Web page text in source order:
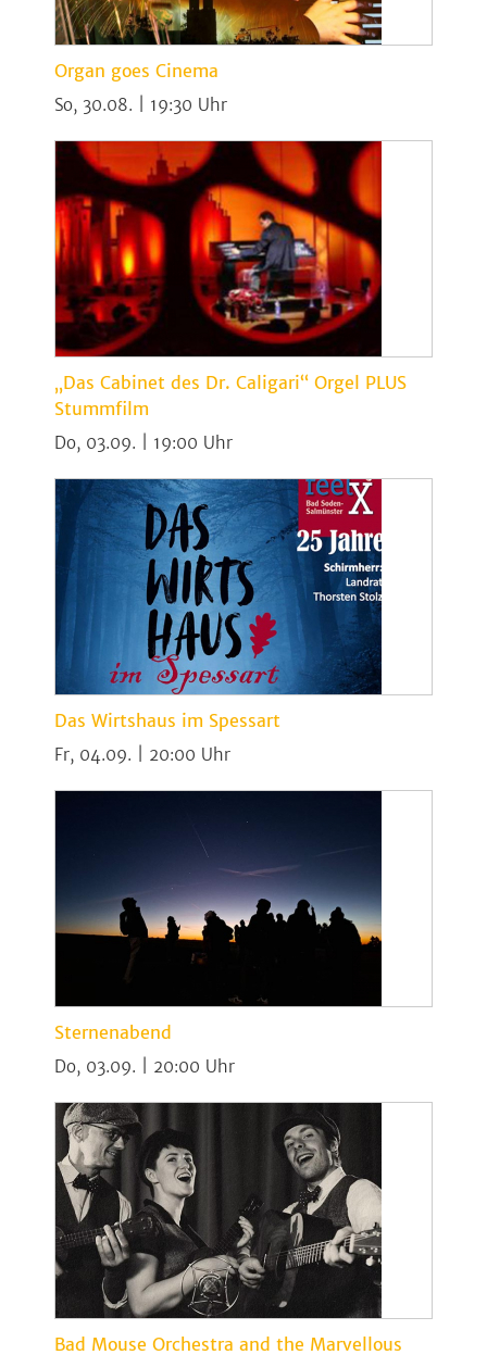
Organ goes Cinema
So, 30.08. | 19:30
„Das Cabinet des Dr. Caligari“ Orgel PLUS
Stummfilm
Do, 03.09. | 19:00
Das Wirtshaus im Spessart
Fr, 04.09. | 20:00
Sternenabend
Do, 03.09. | 20:00
Bad Mouse Orchestra and the Marvellous